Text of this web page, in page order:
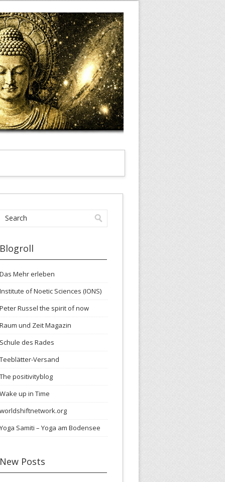
Blogroll
Das Mehr erleben
Institute of Noetic Sciences (IONS)
Peter Russel the spirit of now
Raum und Zeit Magazin
Schule des Rades
Teeblätter-Versand
The positivityblog
Wake up in Time
worldshiftnetwork.org
Yoga Samiti – Yoga am Bodensee
New Posts